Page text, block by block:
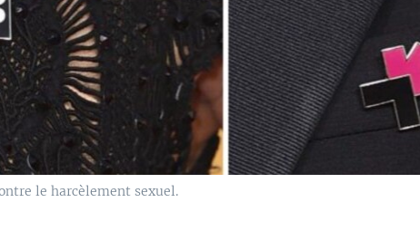
le harcèlement sexuel.